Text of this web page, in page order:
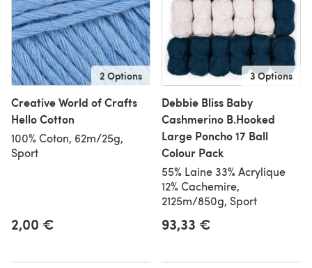
2 Options
Creative World of Crafts
Hello Cotton
100% Coton, 62m/25g,
Sport
2,00 €
3 Options
Debbie Bliss Baby
Cashmerino B.Hooked
Large Poncho 17 Ball
Colour Pack
55% Laine 33% Acrylique
12% Cachemire,
2125m/850g, Sport
93,33 €